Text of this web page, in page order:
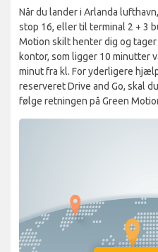
Når du lander i Arlanda
stop 16, eller til terminal 2 + 3
Motion skilt henter dig og
kontor, som ligger 10 minutter
minut fra kl. For yderligere
reserveret Drive and Go, skal
følge retningen på Green